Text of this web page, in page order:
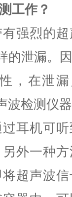
工作？
强烈的
的泄漏。
，在泄
波检测仪
耳机可
外一种
超声波